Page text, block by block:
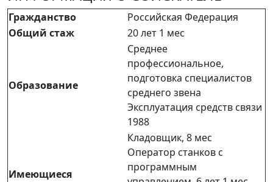
Гражданство
Российская Федерация
Общий стаж
20 лет 1 мес
Образование
Среднее
профессиональное,
подготовка специалистов
среднего звена
Эксплуатация средств связи
1988
Имеющиеся
Кладовщик, 8 мес
Оператор станков с
программным